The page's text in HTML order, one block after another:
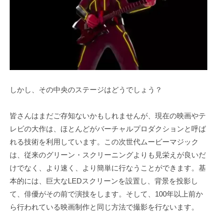
しかし、その中央のステージはどうでしょう？
皆さんはまだご存知ないかもしれませんが、現在の映画やテ
レビの大作は、ほとんどがバーチャルプロダクションと呼ば
れる技術を利用しています。この次世代ムービーマジック
は、従来のグリーン・スクリーニングよりも見栄えが良いだ
けでなく、より速く、より簡単に行なうことができます。基
本的には、巨大なLEDスクリーンを設置し、背景を投影し
て、俳優がその前で演技をします。そして、100年以上前か
ら行われている映画制作と同じ方法で撮影を行ないます。